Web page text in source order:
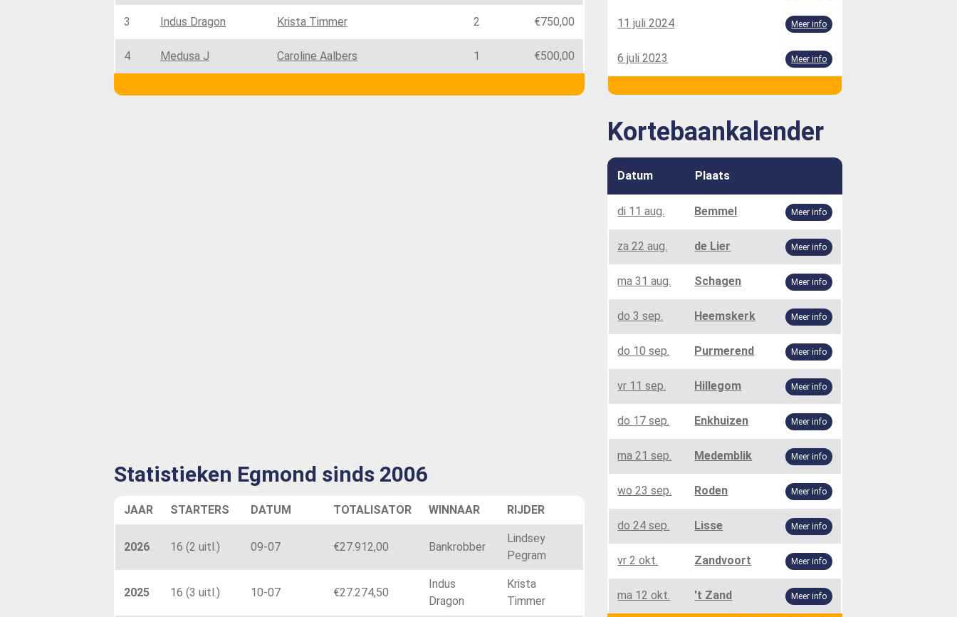
3 Indus Dragon Krista Timmer 2 €750,00
4 Medusa J Caroline Aalbers 1 €500,00
Statistieken Egmond sinds 2006
JAAR STARTERS DATUM TOTALISATOR WINNAAR RIJDER
2026 16 (2 uitl.) 09-07 €27.912,00 Bankrobber
Lindsey
Pegram
2025 16 (3 uitl.) 10-07 €27.274,50
Indus
Dragon
Krista
Timmer
11 juli 2024 Meer info
6 juli 2023 Meer info
Kortebaankalender
Datum Plaats
di 11 aug. Bemmel Meer info
za 22 aug. de Lier Meer info
ma 31 aug. Schagen Meer info
do 3 sep. Heemskerk Meer info
do 10 sep. Purmerend Meer info
vr 11 sep. Hillegom Meer info
do 17 sep. Enkhuizen Meer info
ma 21 sep. Medemblik Meer info
wo 23 sep. Roden Meer info
do 24 sep. Lisse Meer info
vr 2 okt. Zandvoort Meer info
ma 12 okt. 't Zand Meer info